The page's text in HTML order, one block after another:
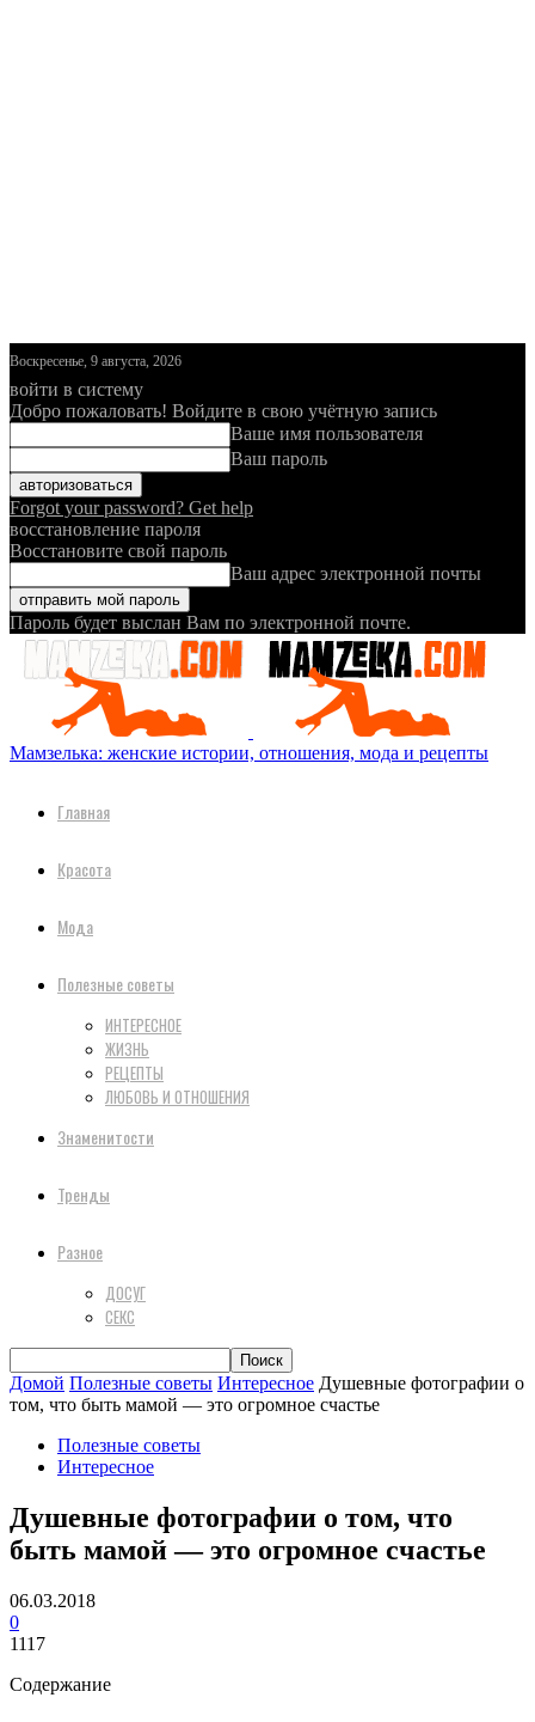
Воскресенье, 9 августа, 2026
войти в систему
Добро пожаловать! Войдите в свою учётную запись
Ваше имя пользователя
Ваш пароль
Forgot your password? Get help
восстановление пароля
Восстановите свой пароль
Ваш адрес электронной почты
Пароль будет выслан Вам по электронной почте.
Мамзелька: женские истории, отношения, мода и рецепты
Главная
Красота
Мода
Полезные советы
ИНТЕРЕСНОЕ
ЖИЗНЬ
РЕЦЕПТЫ
ЛЮБОВЬ И ОТНОШЕНИЯ
Знаменитости
Тренды
Разное
ДОСУГ
СЕКС
Домой Полезные советы Интересное Душевные фотографии о
том, что быть мамой — это огромное счастье
Полезные советы
Интересное
Душевные фотографии о том, что
быть мамой — это огромное счастье
06.03.2018
0
1117
Содержание